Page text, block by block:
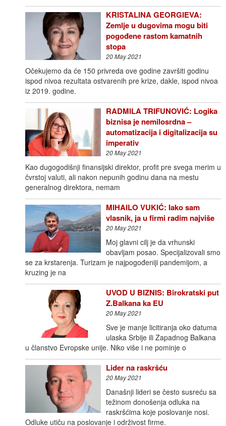
KRISTALINA GEORGIEVA:
Zemlje u dugovima mogu biti
pogođene rastom kamatnih
stopa
20 May 2021
Očekujemo da će 150 privreda ove godine završiti godinu
ispod nivoa rezultata ostvarenih pre krize, dakle, ispod nivoa
iz 2019. godine.
RADMILA TRIFUNOVIĆ: Logika
biznisa je nemilosrdna –
automatizacija i digitalizacija su
imperativ
20 May 2021
Kao dugogodišnji finansijski direktor, profit pre svega merim u
čvrstoj valuti, ali nakon nepunih godinu dana na mestu
generalnog direktora, nemam
MIHAILO VUKIĆ: Iako sam
vlasnik, ja u firmi radim najviše
20 May 2021
Moj glavni cilj je da vrhunski
obavljam posao. Specijalizovali smo
se za krstarenja. Turizam je najpogođeniji pandemijom, a
kruzing je na
UVOD U BIZNIS: Birokratski put
Z.Balkana ka EU
20 May 2021
Sve je manje licitiranja oko datuma
ulaska Srbije ili Zapadnog Balkana
u članstvo Evropske unije. Niko više i ne pominje o
Lider na raskršću
20 May 2021
Današnji lideri se često susreću sa
težinom donošenja odluka na
raskršćima koje poslovanje nosi.
Odluke utiču na poslovanje i održivost firme.